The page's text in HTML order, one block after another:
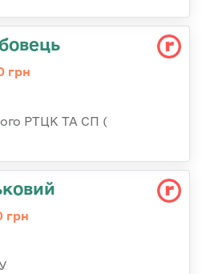
грн
РТЦК ТА СП (
грн